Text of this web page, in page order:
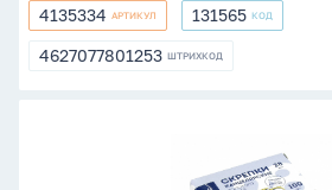
4135334
4135334 АРТИКУЛ 131565
131565 КОД
4627077801253
4627077801253 ШТРИХКОД